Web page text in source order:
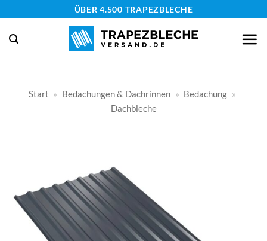
springen
ÜBER 4.500 TRAPEZBLECHE
Start » Bedachungen & Dachrinnen » Bedachung »
Dachbleche